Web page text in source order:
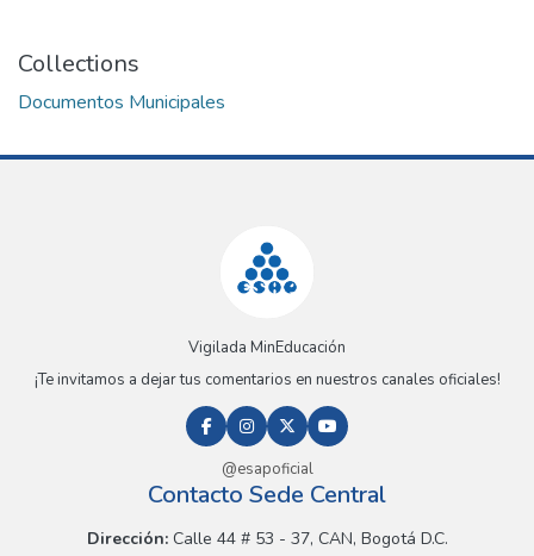
Collections
Documentos Municipales
Vigilada MinEducación
¡Te invitamos a dejar tus comentarios en nuestros canales oficiales!
@esapoficial
Contacto Sede Central
Dirección:Calle 44 # 53 - 37, CAN, Bogotá D.C.